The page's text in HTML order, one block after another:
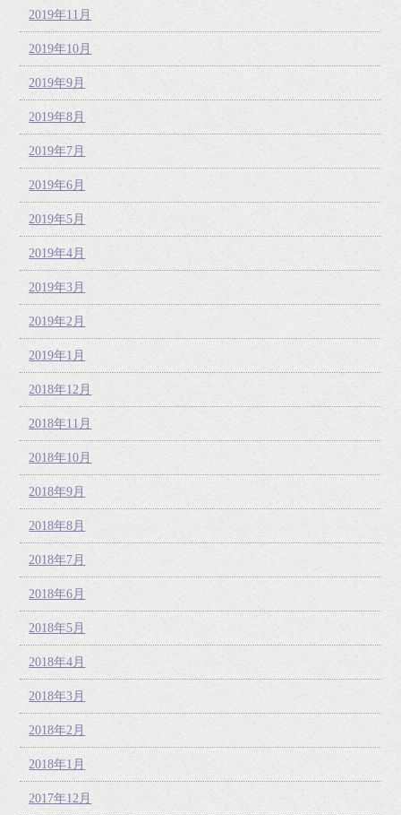
2019年11月
2019年10月
2019年9月
2019年8月
2019年7月
2019年6月
2019年5月
2019年4月
2019年3月
2019年2月
2019年1月
2018年12月
2018年11月
2018年10月
2018年9月
2018年8月
2018年7月
2018年6月
2018年5月
2018年4月
2018年3月
2018年2月
2018年1月
2017年12月